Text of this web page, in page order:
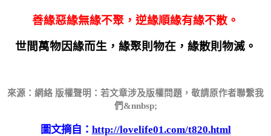
善緣惡緣無緣不聚，逆緣順緣有緣不散。
世間萬物因緣而生，緣聚則物在，緣散則物滅。
來源：網絡 版權聲明：若文章涉及版權問題，敬請原作者聯繫我
們&nnbsp;
圖文摘自： http://lovelife01.com/t820.html